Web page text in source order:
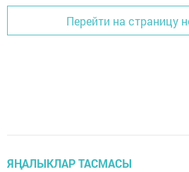
Перейти на страницу
ЯҢАЛЫКЛАР ТАСМАСЫ